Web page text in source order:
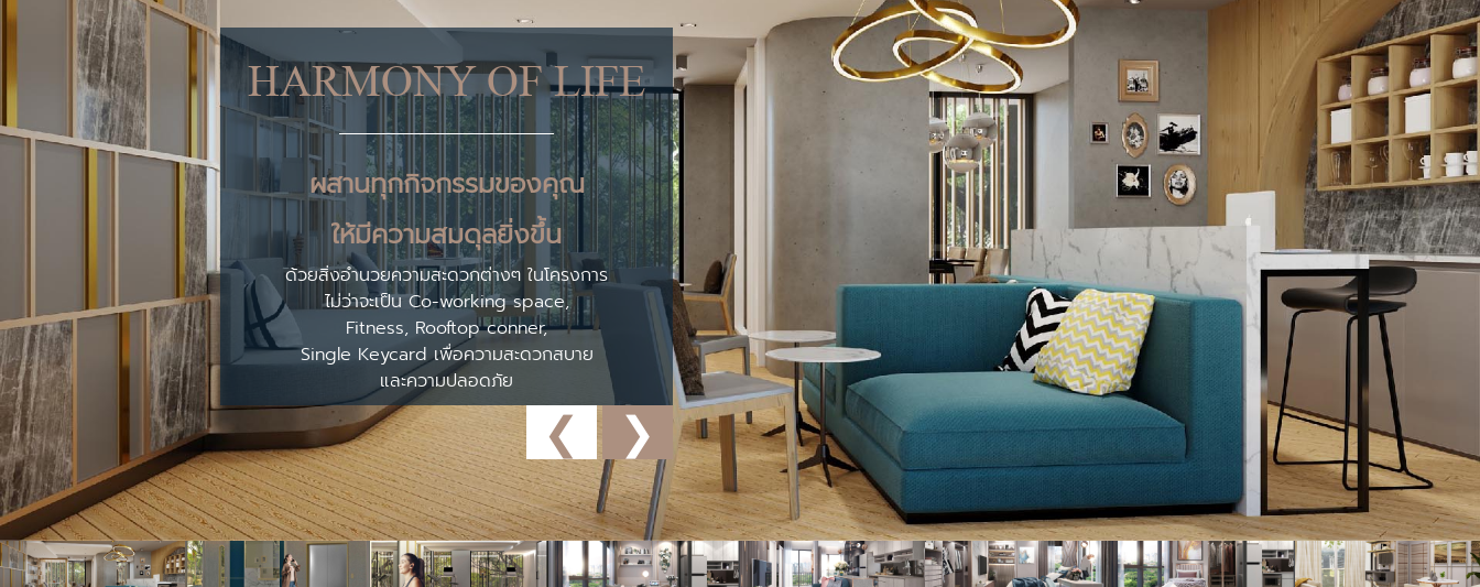
HARMONY OF LIFE
ผสานทุกกิจกรรมของคุณ
ให้มีความสมดุลยิ่งขึ้น
ด้วยสิ่งอำนวยความสะดวกต่างๆ ในโครงการ
ไม่ว่าจะเป็น Co-working space,
Fitness, Rooftop conner,
Single Keycard เพื่อความสะดวกสบาย
และความปลอดภัย
❮ ❯